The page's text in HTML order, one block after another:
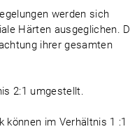
werden sich
Härten ausgeglichen.
ihrer gesamten
2:1 umgestellt.
im Verhältnis 1 :1